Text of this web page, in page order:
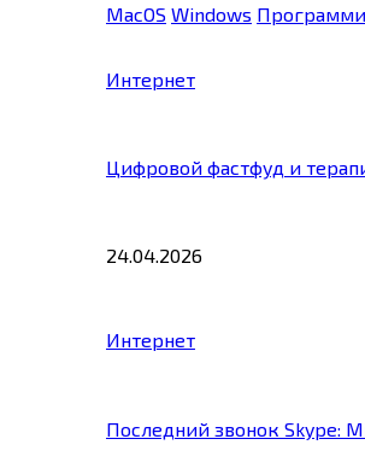
MacOS Windows
Интернет
Цифровой фастфуд и
24.04.2026
Интернет
Последний звонок Skype: